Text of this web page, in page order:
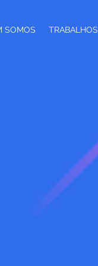
SOMOS TRABALHOS